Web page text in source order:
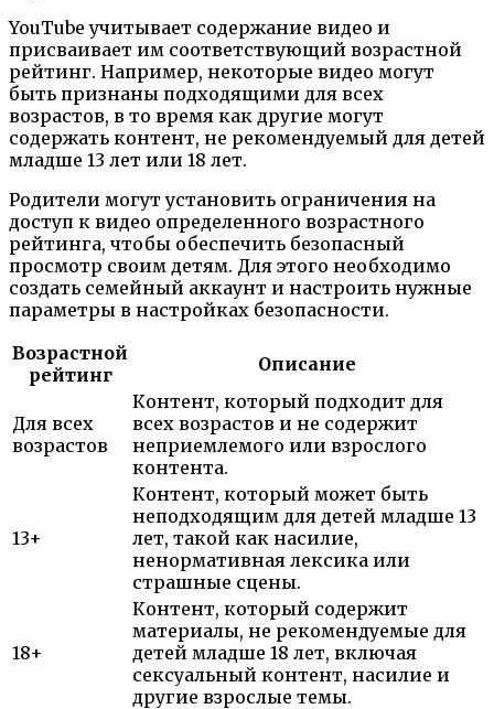
YouTube учитывает содержание видео и
присваивает им соответствующий возрастной
рейтинг. Например, некоторые видео могут
быть признаны подходящими для всех
возрастов, в то время как другие могут
содержать контент, не рекомендуемый для детей
младше 13 лет или 18 лет.
Родители могут установить ограничения на
доступ к видео определенного возрастного
рейтинга, чтобы обеспечить безопасный
просмотр своим детям. Для этого необходимо
создать семейный аккаунт и настроить нужные
параметры в настройках безопасности.
Возрастной
рейтинг
Описание
Для всех
возрастов
Контент, который подходит для
всех возрастов и не содержит
неприемлемого или взрослого
контента.
13+
Контент, который может быть
неподходящим для детей младше 13
лет, такой как насилие,
ненормативная лексика или
страшные сцены.
18+
Контент, который содержит
материалы, не рекомендуемые для
детей младше 18 лет, включая
сексуальный контент, насилие и
другие взрослые темы.